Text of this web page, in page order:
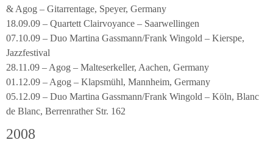
& Agog – Gitarrentage, Speyer, Germany
18.09.09 – Quartett Clairvoyance – Saarwellingen
07.10.09 – Duo Martina Gassmann/Frank Wingold – Kierspe,
Jazzfestival
28.11.09 – Agog – Malteserkeller, Aachen, Germany
01.12.09 – Agog – Klapsmühl, Mannheim, Germany
05.12.09 – Duo Martina Gassmann/Frank Wingold – Köln, Blanc
de Blanc, Berrenrather Str. 162
2008